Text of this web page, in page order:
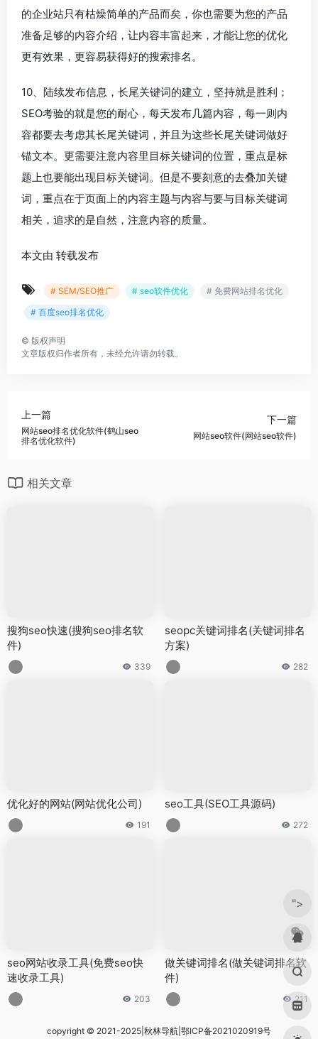
的企业站只有枯燥简单的产品而矣，你也需要为您的产品
准备足够的内容介绍，让内容丰富起来，才能让您的优化
更有效果，更容易获得好的搜索排名。
10、陆续发布信息，长尾关键词的建立，坚持就是胜利；
SEO考验的就是您的耐心，每天发布几篇内容，每一则内
容都要去考虑其长尾关键词，并且为这些长尾关键词做好
锚文本。更需要注意内容里目标关键词的位置，重点是标
题上也要能出现目标关键词。但是不要刻意的去叠加关键
词，重点在于页面上的内容主题与内容与要与目标关键词
相关，追求的是自然，注意内容的质量。
本文由 转载发布
# SEM/SEO推广 # seo软件优化
# 免费网站排名优化
# 百度seo排名优化
© 版权声明
文章版权归作者所有，未经允许请勿转载。
上一篇
网站seo排名优化软件(鹤山seo
排名优化软件)
下一篇
网站seo软件(网站seo软件)
相关文章
搜狗seo快速(搜狗seo排名软
件)
339
seopc关键词排名(关键词排名
方案)
282
优化好的网站(网站优化公司)
191
seo工具(SEO工具源码)
272
seo网站收录工具(免费seo快
速收录工具)
203
做关键词排名(做关键词排名软
件)
211
copyright © 2021-2025|秋林导航| 鄂ICP备2021020919号
">